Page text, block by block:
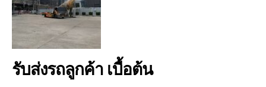
รับส่งรถลูกค้า เบื้อต้น